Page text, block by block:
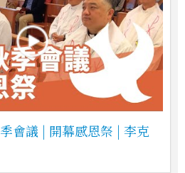
會議 | 開幕感恩祭 | 李克